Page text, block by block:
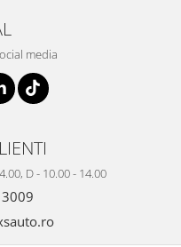
media
D - 10.00 - 14.00